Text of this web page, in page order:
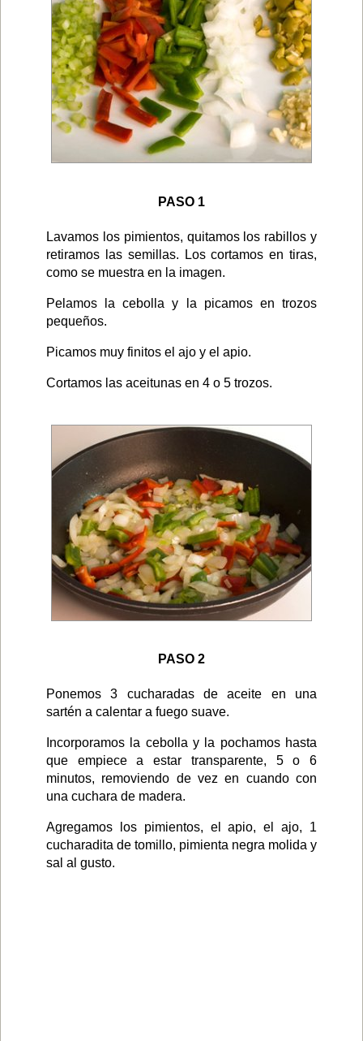
PASO 1
Lavamos los pimientos, quitamos los rabillos y
retiramos las semillas. Los cortamos en tiras,
como se muestra en la imagen.
Pelamos la cebolla y la picamos en trozos
pequeños.
Picamos muy finitos el ajo y el apio.
Cortamos las aceitunas en 4 o 5 trozos.
PASO 2
Ponemos 3 cucharadas de aceite en una
sartén a calentar a fuego suave.
Incorporamos la cebolla y la pochamos hasta
que empiece a estar transparente, 5 o 6
minutos, removiendo de vez en cuando con
una cuchara de madera.
Agregamos los pimientos, el apio, el ajo, 1
cucharadita de tomillo, pimienta negra molida y
sal al gusto.